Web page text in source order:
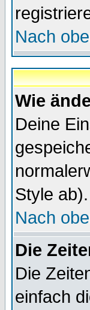
Nach
Wie
Deine
Style
Nach
Die
Die
einfach